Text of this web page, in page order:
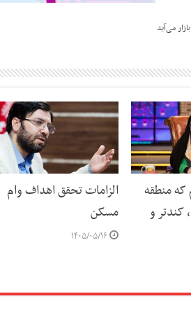
که منطقه
کندتر و
الزامات تحقق اهداف وام
مسکن
۱۴۰۵/۰۵/۱۶